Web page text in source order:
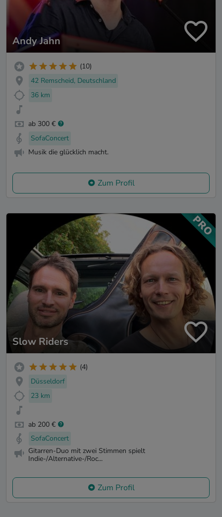
Andy Jahn
(10)
42 Remscheid, Deutschland
36 km
ab 300 €
SofaConcert
Musik die glücklich macht.
Zum Profil
Slow Riders
(4)
Düsseldorf
23 km
ab 200 €
SofaConcert
Gitarren-Duo mit zwei Stimmen spielt
Indie-/Alternative-/Roc...
Zum Profil